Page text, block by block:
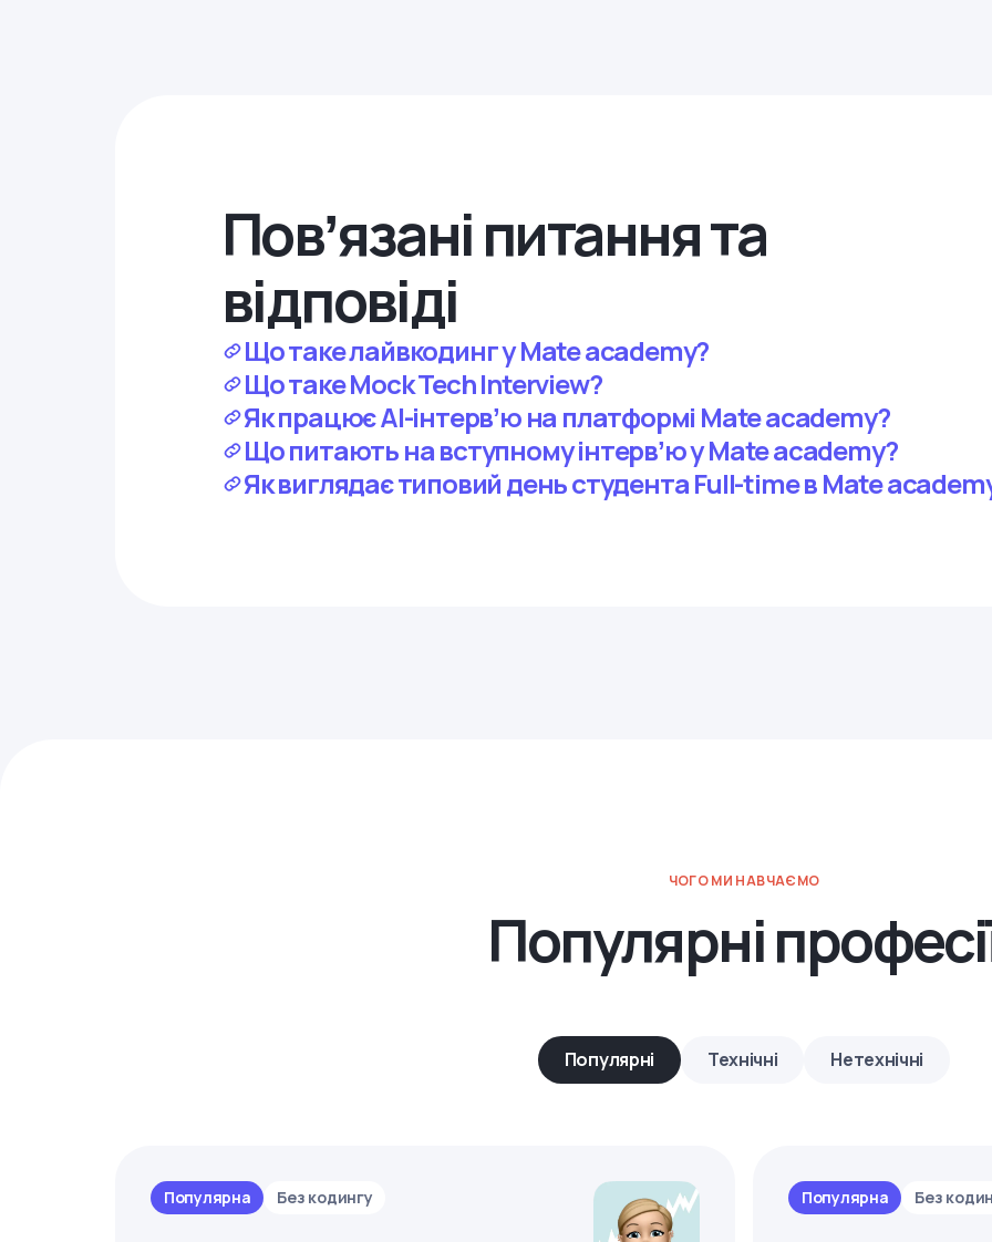
Повʼязані питання та
відповіді
Що таке лайвкодинг у Mate academy?
Що таке Mock Tech Interview?
Як працює AI-інтервʼю на платформі Mate academy?
Що питають на вступному інтервʼю у Mate academy?
Як виглядає типовий день студента Full-time в Mate
ЧОГО МИ НАВЧАЄМО
Популярні
Популярні Технічні Нетехнічні
Популярна Без кодингу Популярна Без